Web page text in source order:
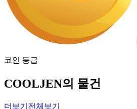
코인 등급
COOLJEN의 물건
더보기 전체보기